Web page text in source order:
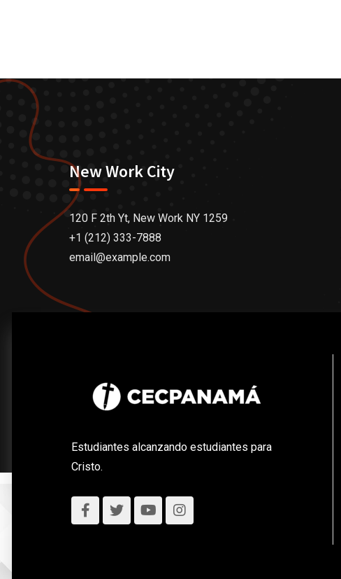
New Work City
120 F 2th Yt, New Work NY 1259
+1 (212) 333-7888
email@example.com
Estudiantes alcanzando estudiantes para
Cristo.